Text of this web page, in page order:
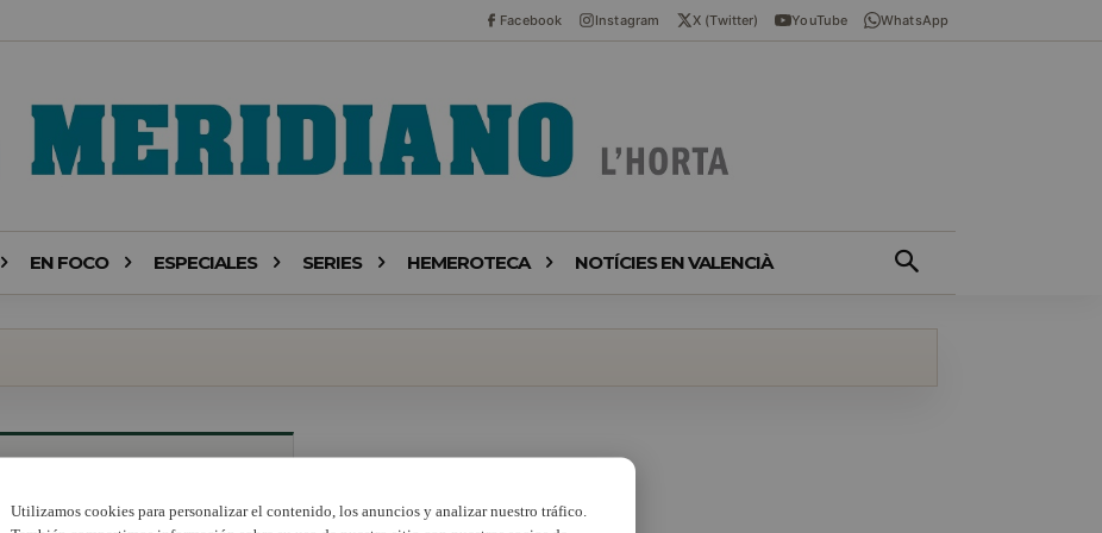
Facebook Instagram X (Twitter) YouTube WhatsApp
EN FOCO ESPECIALES SERIES HEMEROTECA NOTÍCIES EN VALENCIÀ
Utilizamos cookies para personalizar el contenido, los anuncios y analizar nuestro tráfico.